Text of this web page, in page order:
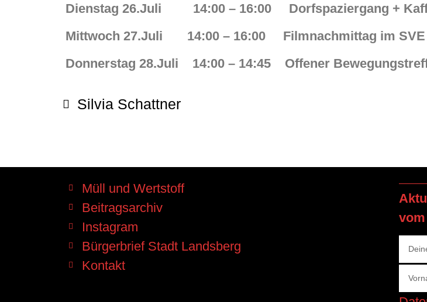
Dienstag 26.Juli 14:00 – 16:00 Dorfspaziergang +
Mittwoch 27.Juli 14:00 – 16:00 Filmnachmittag im SVE
Donnerstag 28.Juli 14:00 – 14:45 Offener
Silvia Schattner
Müll und Wertstoff
Beitragsarchiv
Instagram
Bürgerbrief Stadt Landsberg
Kontakt